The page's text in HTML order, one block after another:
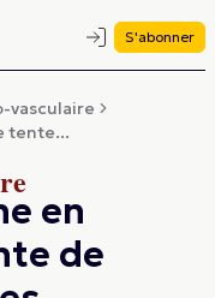
S'abonner
vasculaire
tente...
en
de